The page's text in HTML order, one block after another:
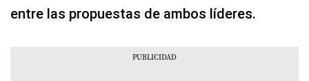
entre las propuestas de ambos líderes.